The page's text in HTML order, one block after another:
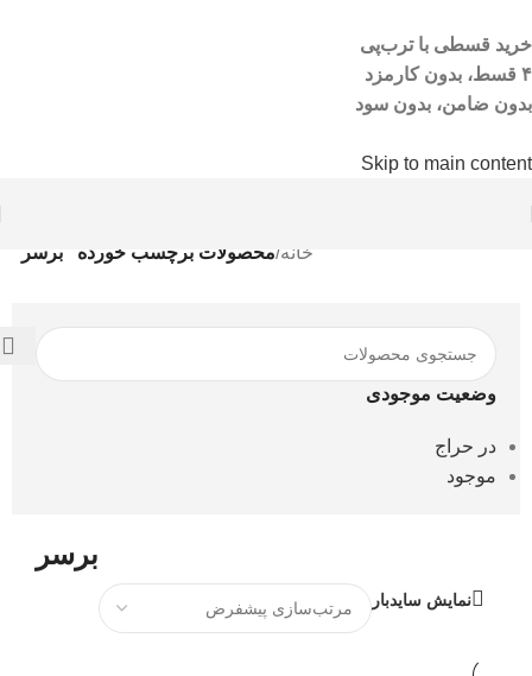
خرید قسطی با ترب‌پی
۴ قسط، بدون کارمزد
بدون ضامن، بدون سود
Skip to main content
خانه/محصولات برچسب خورده “برسر”
وضعیت موجودی
در حراج
موجود
برسر
نمایش سایدبار